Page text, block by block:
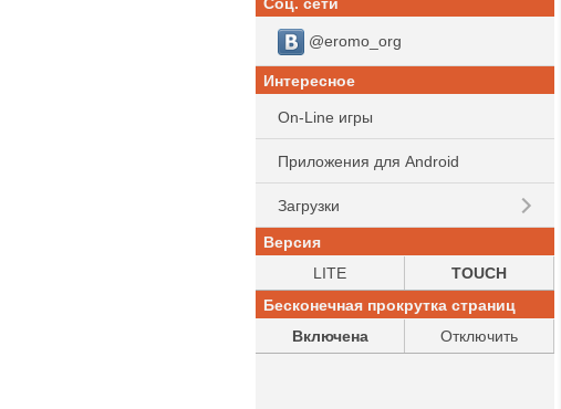
@eromo_org
Интересное
On-Line игры
Приложения для Android
Загрузки
Версия
LITE
TOUCH
Бесконечная прокрутка страниц
Включена
Отключить